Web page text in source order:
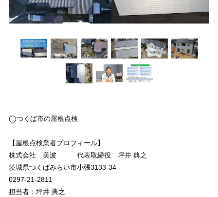
◯つくば市の屋根点検
【屋根点検業者プロフィール】
株式会社 美波 代表取締役 坪井 典之
茨城県つくばみらい市小張3133-34
0297-21-2811
担当者：坪井 典之